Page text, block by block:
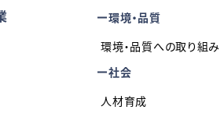
環境・品質
環境・品質への取り組み
社会
人材育成